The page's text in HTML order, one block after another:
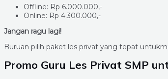
Offline: Rp 6.000.000,-
Online: Rp 4.300.000,-
Jangan ragu lagi!
Buruan pilih paket les privat yang tepat
Promo Guru Les Privat SMP